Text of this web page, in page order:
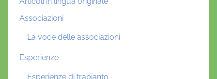
Associazioni
La voce delle associazioni
Esperienze
Esperienze di trapianto